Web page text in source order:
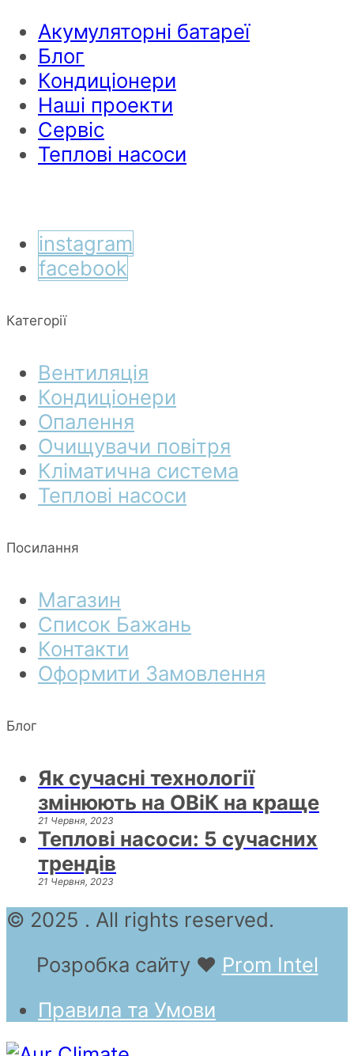
Акумуляторні батареї
Блог
Кондиціонери
Наші проекти
Сервіс
Теплові насоси
instagram
facebook
Категорії
Вентиляція
Кондиціонери
Опалення
Очищувачи повітря
Кліматична система
Теплові насоси
Посилання
Магазин
Список Бажань
Контакти
Оформити Замовлення
Блог
Як сучасні технології
змінюють на ОВіК на краще
21 Червня, 2023
Теплові насоси: 5 сучасних
трендів
21 Червня, 2023
© 2025 . All rights reserved.
Розробка сайту ❤ Prom Intel
Правила та Умови